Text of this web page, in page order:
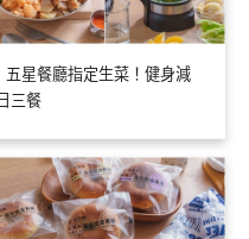
五星餐廳指定生菜！健身減
三餐